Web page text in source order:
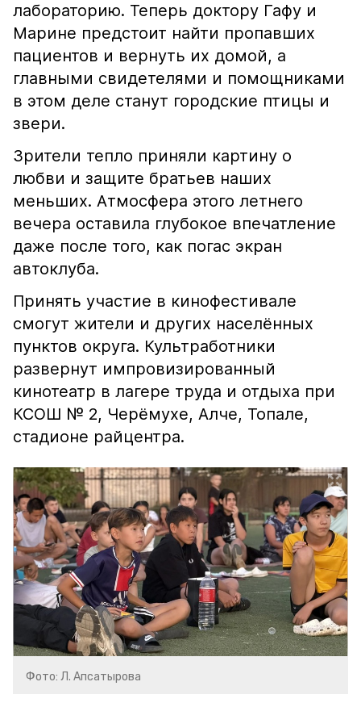
лабораторию. Теперь доктору Гафу и
Марине предстоит найти пропавших
пациентов и вернуть их домой, а
главными свидетелями и помощниками
в этом деле станут городские птицы и
звери.
Зрители тепло приняли картину о
любви и защите братьев наших
меньших. Атмосфера этого летнего
вечера оставила глубокое впечатление
даже после того, как погас экран
автоклуба.
Принять участие в кинофестивале
смогут жители и других населённых
пунктов округа. Культработники
развернут импровизированный
кинотеатр в лагере труда и отдыха при
КСОШ № 2, Черёмухе, Алче, Топале,
стадионе райцентра.
Фото: Л. Апсатырова